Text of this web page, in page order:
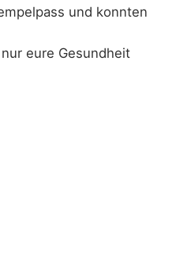
und konnten
eure Gesundheit